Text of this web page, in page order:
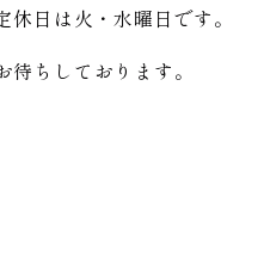
休日は火・水曜日です。
ちしております。